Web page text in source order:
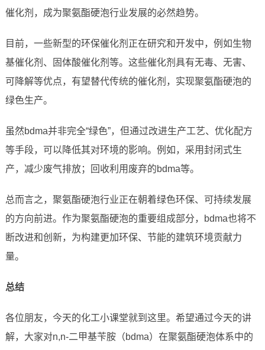
催化剂，成为聚氨酯硬泡行业发展的必然趋势。
目前，一些新型的环保催化剂正在研究和开发中，例如生物
基催化剂、固体酸催化剂等。这些催化剂具有无毒、无害、
可降解等优点，有望替代传统的催化剂，实现聚氨酯硬泡的
绿色生产。
虽然bdma并非完全“绿色”，但通过改进生产工艺、优化配方
等手段，可以降低其对环境的影响。例如，采用封闭式生
产，减少废气排放；回收利用废弃的bdma等。
总而言之，聚氨酯硬泡行业正在朝着绿色环保、可持续发展
的方向前进。作为聚氨酯硬泡的重要组成部分，bdma也将不
断改进和创新，为构建更加环保、节能的建筑环境贡献力
量。
总结
各位朋友，今天的化工小课堂就到这里。希望通过今天的讲
解，大家对n,n-二甲基苄胺（bdma）在聚氨酯硬泡体系中的